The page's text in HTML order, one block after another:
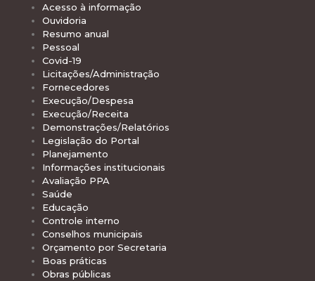
Acesso à informação
Ouvidoria
Resumo anual
Pessoal
Covid-19
Licitações/Administração
Fornecedores
Execução/Despesa
Execução/Receita
Demonstrações/Relatórios
Legislação do Portal
Planejamento
Informações institucionais
Avaliação PPA
Saúde
Educação
Controle interno
Conselhos municipais
Orçamento por Secretaria
Boas práticas
Obras públicas